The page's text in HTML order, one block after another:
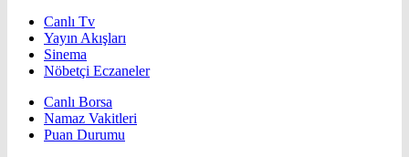
Canlı Tv
Yayın Akışları
Sinema
Nöbetçi Eczaneler
Canlı Borsa
Namaz Vakitleri
Puan Durumu